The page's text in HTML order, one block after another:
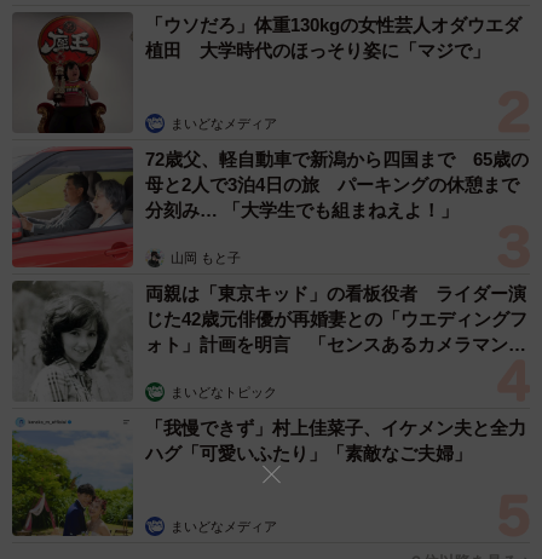
「ウソだろ」体重130kgの女性芸人オダウエダ
植田 大学時代のほっそり姿に「マジで」
まいどなメディア
72歳父、軽自動車で新潟から四国まで 65歳の
母と2人で3泊4日の旅 パーキングの休憩まで
分刻み… 「大学生でも組まねえよ！」
山岡 もと子
両親は「東京キッド」の看板役者 ライダー演
じた42歳元俳優が再婚妻との「ウエディングフ
ォト」計画を明言 「センスあるカメラマン求
まいどなトピック
「我慢できず」村上佳菜子、イケメン夫と全力
ハグ「可愛いふたり」「素敵なご夫婦」
まいどなメディア